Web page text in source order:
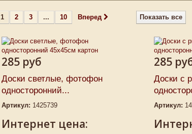
Показать все
1 2 3 ... 10 Вперед
285 руб
Доски светлые, фотофон
односторонний...
Артикул: 1425739
Интернет цена:
285
Доски с
Артикул: